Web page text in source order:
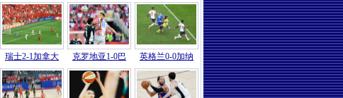
瑞士2-1加拿大 克罗地亚1-0巴 英格兰0-0加纳